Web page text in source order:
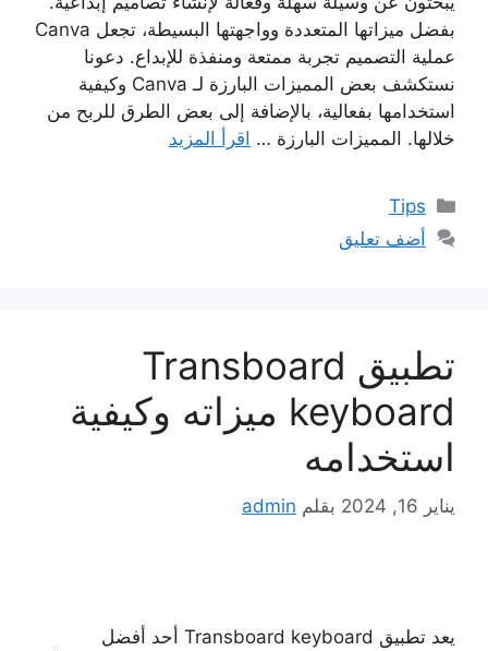
بفضل ميزاتها المتعددة وواجهتها البسيطة، تجعل Canva
عملية التصميم تجربة ممتعة ومنفذة للإبداع. دعونا
نستكشف بعض المميزات البارزة لـ Canva وكيفية
استخدامها بفعالية، بالإضافة إلى بعض الطرق للربح من
خلالها. المميزات البارزة … اقرأ المزيد
التصنيفات
Tips
أضف تعليق
تطبيق Transboard
keyboard ميزاته وكيفية
استخدامه
يناير 16, 2024 بقلم admin
يعد تطبيق Transboard keyboard أحد أفضل